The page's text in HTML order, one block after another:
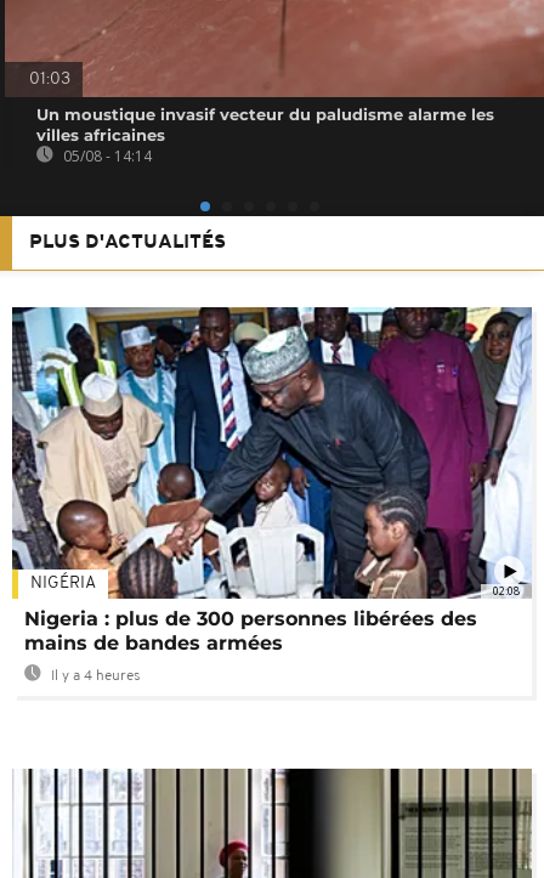
01:03
Un moustique invasif vecteur du paludisme alarme les
villes africaines
05/08 - 14:14
PLUS D'ACTUALITÉS
02:08
NIGÉRIA
Nigeria : plus de 300 personnes libérées des
mains de bandes armées
Il y a 4 heures